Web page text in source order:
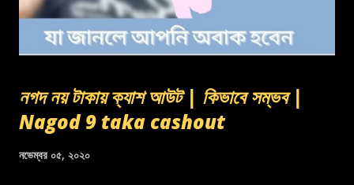
নগদ নয় টাকায় ক্যাশ আউট | কিভাবে সম্ভব |
Nagod 9 taka cashout
নভেম্বর ০৫, ২০২০